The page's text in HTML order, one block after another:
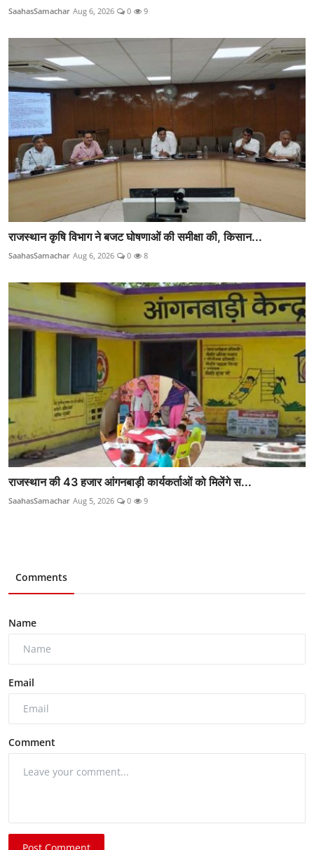
SaahasSamachar Aug 6, 2026 0 9
राजस्थान कृषि विभाग ने बजट घोषणाओं की समीक्षा की, किसान...
SaahasSamachar Aug 6, 2026 0 8
राजस्थान की 43 हजार आंगनबाड़ी कार्यकर्ताओं को मिलेंगे स...
SaahasSamachar Aug 5, 2026 0 9
Comments
Name
Email
Comment